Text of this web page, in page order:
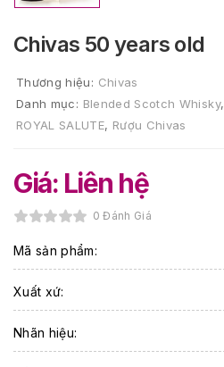
Chivas 50 years old
Thương hiệu: Chivas
Danh mục: Blended Scotch Whisky,
ROYAL SALUTE, Rượu Chivas
Giá: Liên hệ
0 Đánh Giá
Mã sản phẩm:
Xuất xứ:
Nhãn hiệu: